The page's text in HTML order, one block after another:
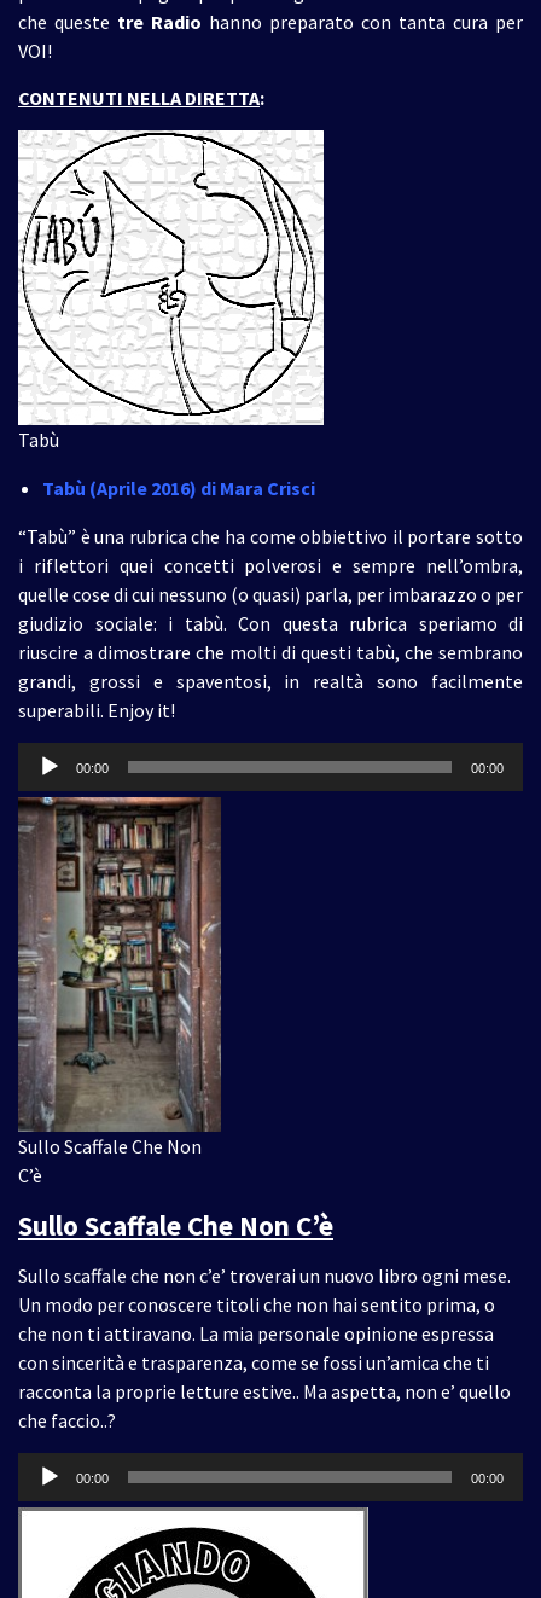
che queste tre Radio hanno preparato con tanta cura per
VOI!
CONTENUTI NELLA DIRETTA:
Tabù
Tabù (Aprile 2016) di Mara Crisci
“Tabù” è una rubrica che ha come obbiettivo il portare sotto
i riflettori quei concetti polverosi e sempre nell’ombra,
quelle cose di cui nessuno (o quasi) parla, per imbarazzo o per
giudizio sociale: i tabù. Con questa rubrica speriamo di
riuscire a dimostrare che molti di questi tabù, che sembrano
grandi, grossi e spaventosi, in realtà sono facilmente
superabili. Enjoy it!
Audio
00:00 00:00
Sullo Scaffale Che Non
C’è
Sullo Scaffale Che Non C’è
Sullo scaffale che non c’e’ troverai un nuovo libro ogni mese.
Un modo per conoscere titoli che non hai sentito prima, o
che non ti attiravano. La mia personale opinione espressa
con sincerità e trasparenza, come se fossi un’amica che ti
racconta la proprie letture estive.. Ma aspetta, non e’ quello
che faccio..?
Audio
00:00 00:00